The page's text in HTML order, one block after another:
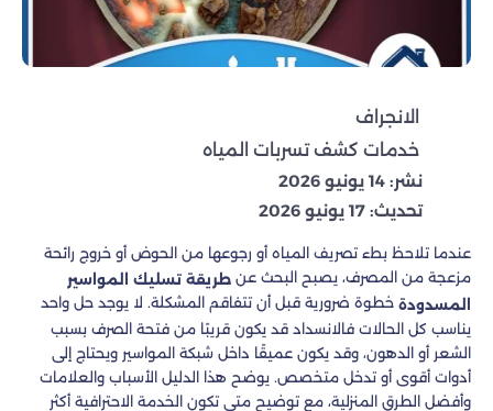
الانجراف
خدمات كشف تسربات المياه
نشر: 14 يونيو 2026
تحديث: 17 يونيو 2026
عندما تلاحظ بطء تصريف المياه أو رجوعها من الحوض أو خروج رائحة
مزعجة من المصرف، يصبح البحث عن طريقة تسليك المواسير
المسدودة خطوة ضرورية قبل أن تتفاقم المشكلة. لا يوجد حل واحد
يناسب كل الحالات فالانسداد قد يكون قريبًا من فتحة الصرف بسبب
الشعر أو الدهون، وقد يكون عميقًا داخل شبكة المواسير ويحتاج إلى
أدوات أقوى أو تدخل متخصص. يوضح هذا الدليل الأسباب والعلامات
وأفضل الطرق المنزلية، مع توضيح متى تكون الخدمة الاحترافية أكثر